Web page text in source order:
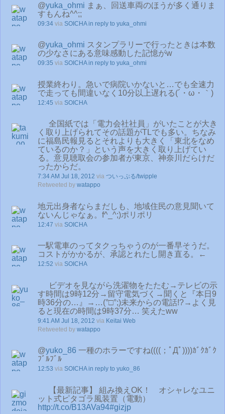
@yuka_ohmi まぁ、回送車両のほうが多く通りま
すもんね^^;;
09:34 via SOICHA in reply to yuka_ohmi
@yuka_ohmi スタンプラリーで行ったときは本数
の少なさにある意味感動した記憶がw
09:35 via SOICHA in reply to yuka_ohmi
授業終わり。急いで病院いかないと…でも全速力
で走っても間違いなく10分以上遅れる(´・ω・｀)
12:45 via SOICHA
全国紙では「電力会社社員」がいたことが大き
く取り上げられてその話題がTLでも多い。ちなみ
に福島民報見るとそれよりも大きく「東北をなめ
ているのか？」という声を大きく取り上げてい
る。意見聴取会の参加者が東京、神奈川だらけだ
ったからだ。
7:34 AM Jul 18, 2012 via ついっぷる/twipple
Retweeted by watappo
地元出身者ならまだしも、地域住民の意見聞いて
ないんじゃなぁ。f^_^;)ポリポリ
12:47 via SOICHA
一駅電車のってタクっちゃうのが一番早そうだ。
コストがかかるが、承認とれたし開き直る。←
12:52 via SOICHA
ビデオを見ながら洗濯物をたたむ→テレビの示
す時間は9時12分→留守電気づく→聞くと『本日9
時36分の…』→…(°□°;)未来からの電話!?→よく見
ると現在の時間は9時37分… 笑えたww
9:41 AM Jul 18, 2012 via Keitai Web
Retweeted by watappo
@yuko_86 一種のホラーですね((((；ﾟДﾟ))))ｶﾞｸｶﾞｸ
ﾌﾞﾙﾌﾞﾙ
12:53 via SOICHA in reply to yuko_86
【最新記事】 組み換えOK！ オシャレなユニ
ット式ピタゴラ風装置（電動）
http://t.co/B13AVa94#gizjp